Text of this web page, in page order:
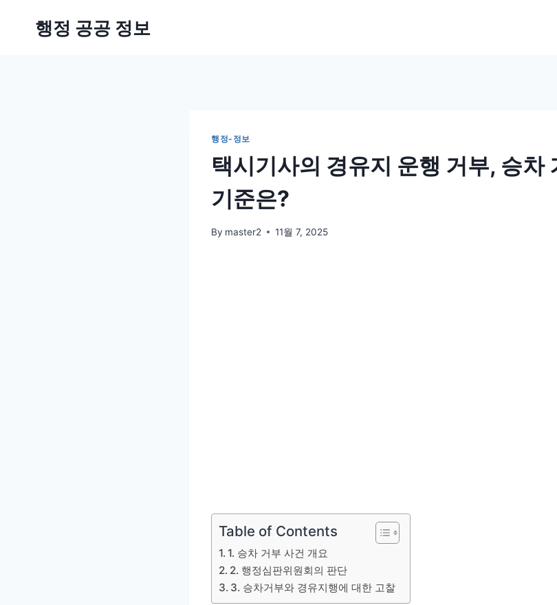
행정 공공 정보
행정-정보
택시기사의 경유지 운행 거부, 승차
기준은?
By master2 11월 7, 2025
Table of Contents
1. 승차 거부 사건 개요
2. 행정심판위원회의 판단
3. 승차거부와 경유지행에 대한 고찰